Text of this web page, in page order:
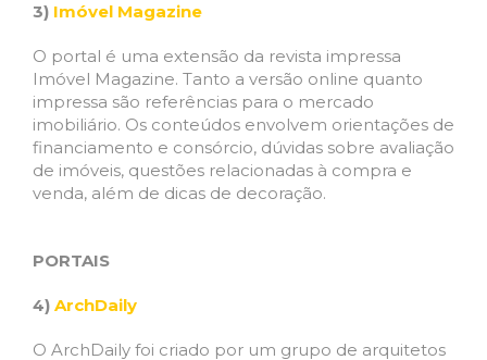
3) Imóvel Magazine
O portal é uma extensão da revista impressa
Imóvel Magazine. Tanto a versão online quanto
impressa são referências para o mercado
imobiliário. Os conteúdos envolvem orientações de
financiamento e consórcio, dúvidas sobre avaliação
de imóveis, questões relacionadas à compra e
venda, além de dicas de decoração.
PORTAIS
4) ArchDaily
O ArchDaily foi criado por um grupo de arquitetos